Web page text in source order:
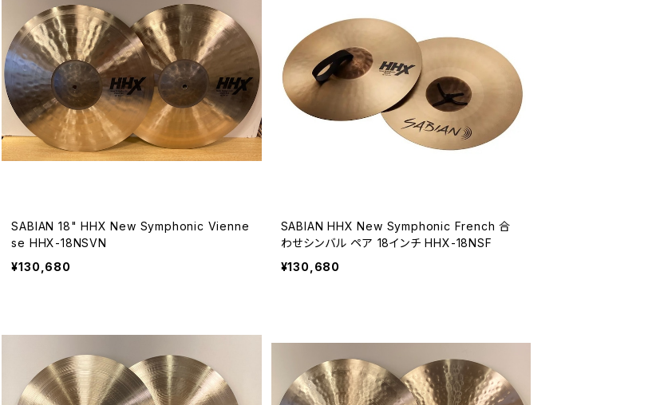
SABIAN 18" HHX New Symphonic Vienne
se HHX-18NSVN
¥130,680
SABIAN HHX New Symphonic French 合
わせシンバル ペア 18インチ HHX-18NSF
¥130,680